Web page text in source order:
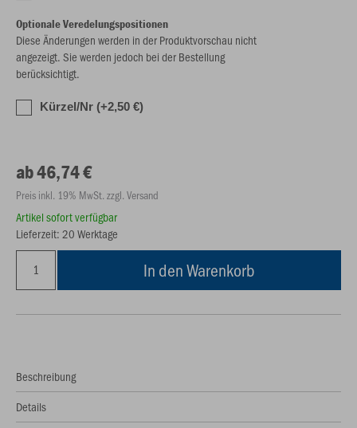
Optionale Veredelungspositionen
Diese Änderungen werden in der Produktvorschau nicht
angezeigt. Sie werden jedoch bei der Bestellung
berücksichtigt.
Kürzel/Nr (+2,50 €)
ab 46,74 €
Preis inkl. 19% MwSt. zzgl. Versand
Artikel sofort verfügbar
Lieferzeit: 20 Werktage
In den Warenkorb
Beschreibung
Details